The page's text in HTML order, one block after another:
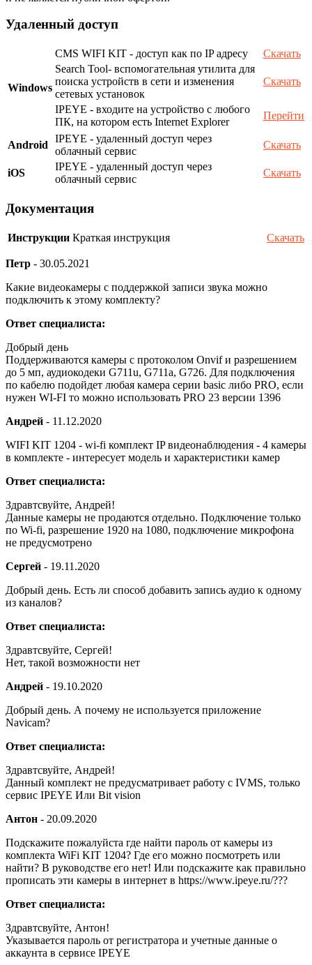
Удаленный доступ
Windows
CMS WIFI KIT - доступ как по IP адресу
Скачать
Search Tool- вспомогательная утилита для
поиска устройств в сети и изменения
сетевых установок
Скачать
IPEYE - входите на устройство с любого
ПК, на котором есть Internet Explorer
Перейти
Android
IPEYE - удаленный доступ через
облачный сервис
Скачать
iOS
IPEYE - удаленный доступ через
облачный сервис
Скачать
Документация
Инструкции Краткая инструкция Скачать
Петр - 30.05.2021
Какие видеокамеры с поддержкой записи звука можно
подключить к этому комплекту?
Ответ специалиста:
Добрый день
Поддерживаются камеры с протоколом Onvif и разрешением
до 5 мп, аудиокодеки G711u, G711a, G726. Для подключения
по кабелю подойдет любая камера серии basic либо PRO, если
нужен WI-FI то можно использовать PRO 23 версии 1396
Андрей - 11.12.2020
WIFI KIT 1204 - wi-fi комплект IP видеонаблюдения - 4 камеры
в комплекте - интересует модель и характеристики камер
Ответ специалиста:
Здравтсвуйте, Андрей!
Данные камеры не продаются отдельно. Подключение только
по Wi-fi, разрешение 1920 на 1080, подключение микрофона
не предусмотрено
Сергей - 19.11.2020
Добрый день. Есть ли способ добавить запись аудио к одному
из каналов?
Ответ специалиста:
Здравтсвуйте, Сергей!
Нет, такой возможности нет
Андрей - 19.10.2020
Добрый день. А почему не используется приложение
Navicam?
Ответ специалиста:
Здравтсвуйте, Андрей!
Данный комплект не предусматривает работу с IVMS, только
сервис IPEYE Или Bit vision
Антон - 20.09.2020
Подскажите пожалуйста где найти пароль от камеры из
комплекта WiFi KIT 1204? Где его можно посмотреть или
найти? В руководстве его нет! Или подскажите как правильно
прописать эти камеры в интернет в https://www.ipeye.ru/???
Ответ специалиста:
Здравтсвуйте, Антон!
Указывается пароль от регистратора и учетные данные о
аккаунта в сервисе IPEYE